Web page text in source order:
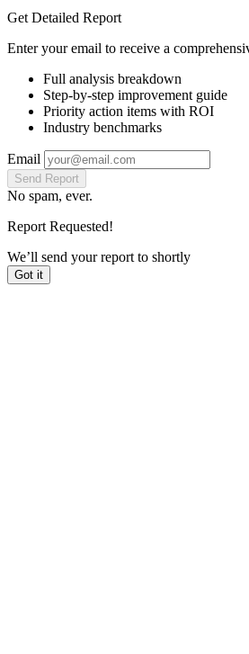
Get Detailed Report
Enter your email to receive a
Full analysis breakdown
Step-by-step improvement guide
Priority action items with ROI
Industry benchmarks
Email
Send Report
No spam, ever.
Report Requested!
We’ll send your report to shortly
Got it